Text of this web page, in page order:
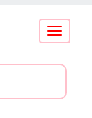
Conmutar